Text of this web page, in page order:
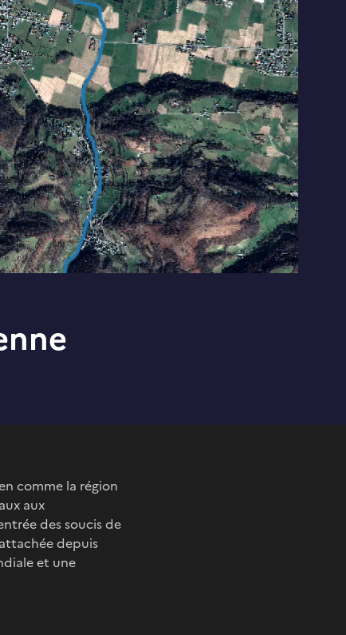
comme la région
aux
des soucis de
depuis
et une